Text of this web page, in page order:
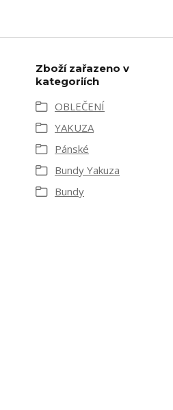
Zboží zařazeno v
kategoriích
OBLEČENÍ
YAKUZA
Pánské
Bundy Yakuza
Bundy